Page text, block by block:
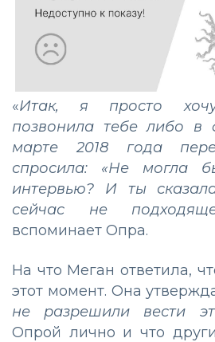
«Итак, я просто
позвонила тебе либо в
марте 2018 года
спросила: «Не могла
интервью? И ты
сейчас не
вспоминает Опра.
На что Меган ответила,
этот момент. Она
не разрешили вести
Опрой лично и что